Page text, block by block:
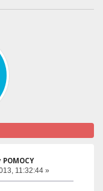
11:32:44 »